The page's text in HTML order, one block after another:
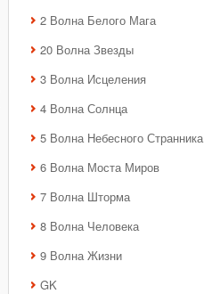
2 Волна Белого Мага
20 Волна Звезды
3 Волна Исцеления
4 Волна Солнца
5 Волна Небесного Странника
6 Волна Моста Миров
7 Волна Шторма
8 Волна Человека
9 Волна Жизни
GK